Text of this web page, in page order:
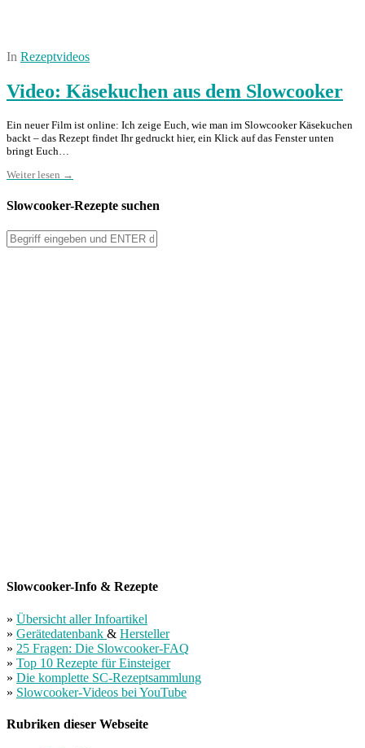
In Rezeptvideos
Video: Käsekuchen aus dem Slowcooker
Ein neuer Film ist online: Ich zeige Euch, wie man im Slowcooker Käsekuchen
backt – das Rezept findet Ihr gedruckt hier, ein Klick auf das Fenster unten
bringt Euch…
Weiter lesen →
Slowcooker-Rezepte suchen
Slowcooker-Info & Rezepte
» Übersicht aller Infoartikel
» Gerätedatenbank & Hersteller
» 25 Fragen: Die Slowcooker-FAQ
» Top 10 Rezepte für Einsteiger
» Die komplette SC-Rezeptsammlung
» Slowcooker-Videos bei YouTube
Rubriken dieser Webseite